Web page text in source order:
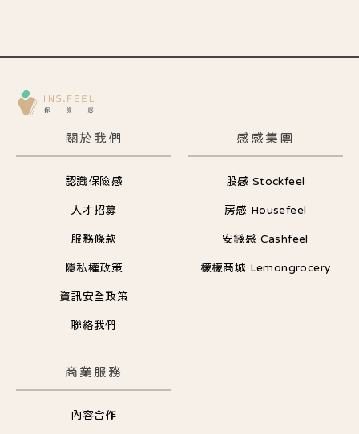
關於我們
認識保險感
人才招募
服務條款
隱私權政策
資訊安全政策
聯絡我們
感感集團
股感 Stockfeel
房感 Housefeel
安錢感 Cashfeel
檬檬商城 Lemongrocery
商業服務
內容合作